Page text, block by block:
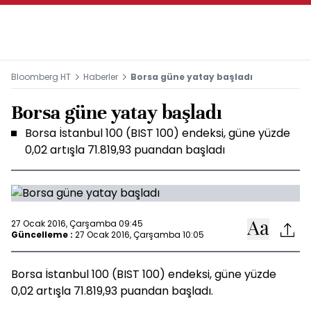
Bloomberg HT Haberler Borsa güne yatay başladı
Borsa güne yatay başladı
Borsa İstanbul 100 (BIST 100) endeksi, güne yüzde
0,02 artışla 71.819,93 puandan başladı
27 Ocak 2016, Çarşamba 09:45
Güncelleme : 27 Ocak 2016, Çarşamba 10:05
Borsa İstanbul 100 (BIST 100) endeksi, güne yüzde
0,02 artışla 71.819,93 puandan başladı.